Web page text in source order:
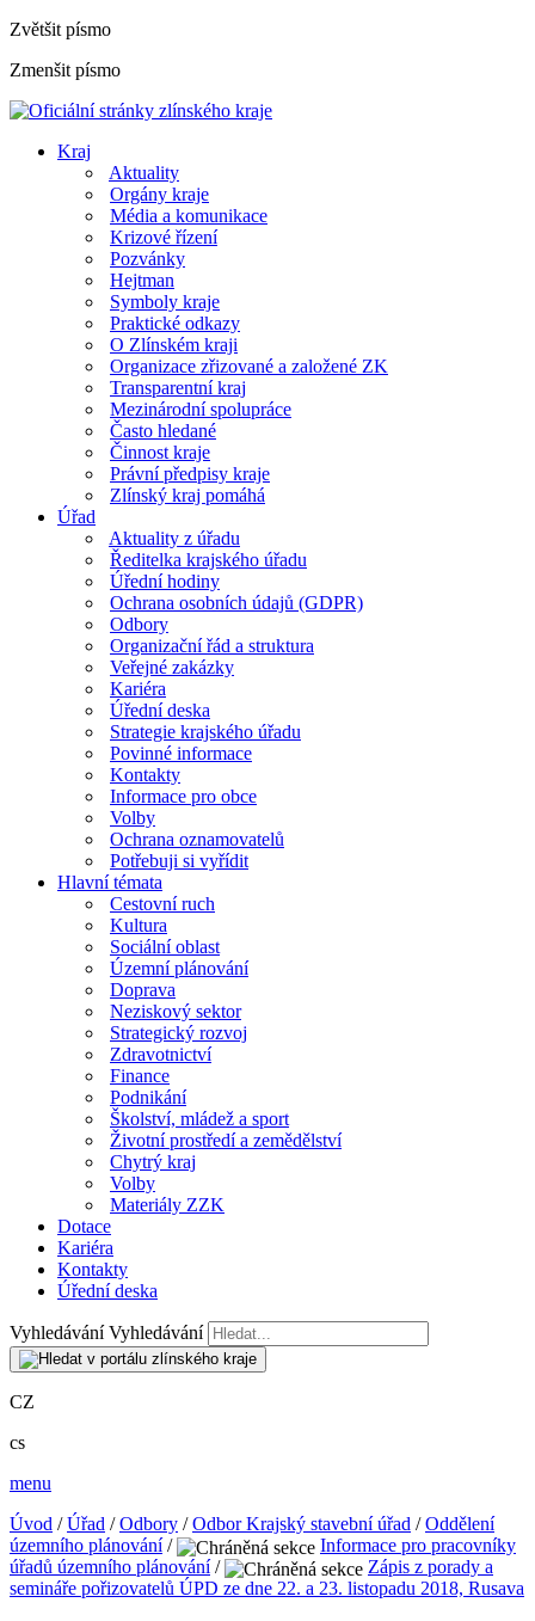
Zvětšit písmo
Zmenšit písmo
Kraj
Aktuality
Orgány kraje
Média a komunikace
Krizové řízení
Pozvánky
Hejtman
Symboly kraje
Praktické odkazy
O Zlínském kraji
Organizace zřizované a založené ZK
Transparentní kraj
Mezinárodní spolupráce
Často hledané
Činnost kraje
Právní předpisy kraje
Zlínský kraj pomáhá
Úřad
Aktuality z úřadu
Ředitelka krajského úřadu
Úřední hodiny
Ochrana osobních údajů (GDPR)
Odbory
Organizační řád a struktura
Veřejné zakázky
Kariéra
Úřední deska
Strategie krajského úřadu
Povinné informace
Kontakty
Informace pro obce
Volby
Ochrana oznamovatelů
Potřebuji si vyřídit
Hlavní témata
Cestovní ruch
Kultura
Sociální oblast
Územní plánování
Doprava
Neziskový sektor
Strategický rozvoj
Zdravotnictví
Finance
Podnikání
Školství, mládež a sport
Životní prostředí a zemědělství
Chytrý kraj
Volby
Materiály ZZK
Dotace
Kariéra
Kontakty
Úřední deska
Vyhledávání Vyhledávání
CZ
cs
menu
Úvod /Úřad /Odbory /Odbor Krajský stavební úřad /Oddělení
územního plánování/
Informace pro pracovníky
úřadů územního plánování/
Zápis z porady a
semináře pořizovatelů ÚPD ze dne 22. a 23. listopadu 2018, Rusava